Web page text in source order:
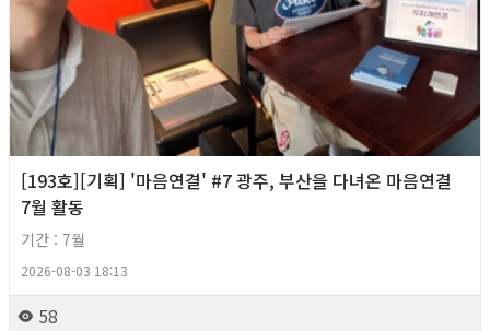
[193호][기획] '마음연결' #7 광주, 부산을 다녀온 마음연결
7월 활동
기간 : 7월
2026-08-03 18:13
58